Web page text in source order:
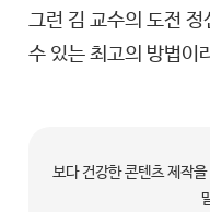
그런 김 교수의 도전
수 있는 최고의 방법이
보다 건강한 콘텐츠 제작